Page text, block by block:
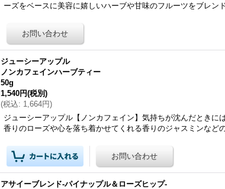
ーズをベースに美容に嬉しいハーブや甘味のフルーツをブレン
ジューシーアップル
ノンカフェインハーブティー
50g
1,540円(税別)
(税込: 1,664円)
ジューシーアップル【ノンカフェイン】気持ちが沈んだときに
香りのローズや心を落ち着かせてくれる香りのジャスミンなど
アサイーブレンド-パイナップル＆ローズヒップ-